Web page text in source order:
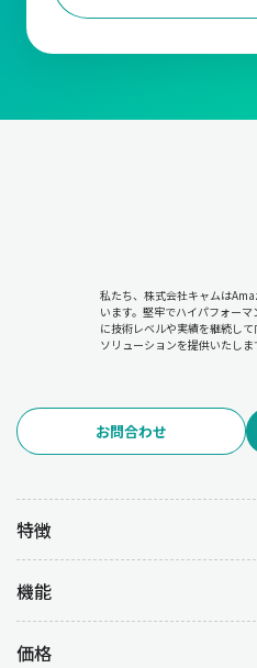
私たち、株式会社キャムは
います。堅牢でハイパフォー
に技術レベルや実績を継続し
ソリューションを提供いたしま
お問合わせ
特徴
機能
価格